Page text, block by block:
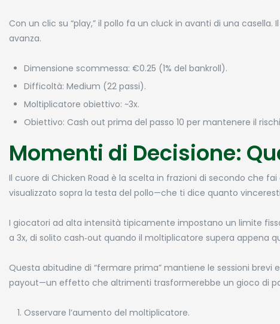
Con un clic su “play,” il pollo fa un cluck in avanti di una
avanza.
Dimensione scommessa: €0.25 (1% del bankroll).
Difficoltà: Medium (22 passi).
Moltiplicatore obiettivo: ~3x.
Obiettivo: Cash out prima del passo 10 per mantenere il
Momenti di Decisione:
Il cuore di Chicken Road è la scelta in frazioni di secondo che
visualizzato sopra la testa del pollo—che ti dice quanto
I giocatori ad alta intensità tipicamente impostano un limite
a 3x, di solito cash‑out quando il moltiplicatore supera appena
Questa abitudine di “fermare prima” mantiene le sessioni
payout—un effetto che altrimenti trasformerebbe un gioco di
Osservare l’aumento del moltiplicatore.